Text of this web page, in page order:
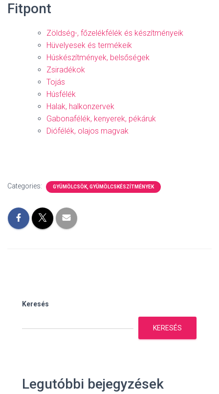
Fitpont
Zöldség-, főzelékfélék és készítményeik
Hüvelyesek és termékeik
Húskészítmények, belsőségek
Zsiradékok
Tojás
Húsfélék
Halak, halkonzervek
Gabonafélék, kenyerek, pékáruk
Diófélék, olajos magvak
Categories: GYÜMÖLCSÖK, GYÜMÖLCSKÉSZÍTMÉNYEK
Keresés
KERESÉS
Legutóbbi bejegyzések